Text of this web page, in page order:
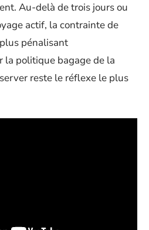
Au-delà de trois jours ou
actif, la contrainte de
pénalisant
la politique bagage de la
reste le réflexe le plus